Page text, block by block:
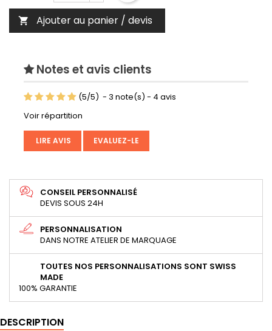
 Ajouter au panier / devis
Notes et avis clients
(5/5) - 3 note(s) - 4 avis
Voir répartition
LIRE AVIS EVALUEZ-LE
CONSEIL PERSONNALISÉ
DEVIS SOUS 24H
PERSONNALISATION
DANS NOTRE ATELIER DE MARQUAGE
TOUTES NOS PERSONNALISATIONS SONT SWISS
MADE
100% GARANTIE
DESCRIPTION